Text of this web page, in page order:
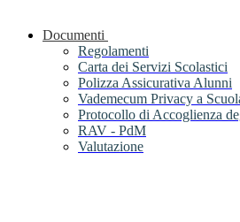
Documenti
Regolamenti
Carta dei Servizi Scolastici
Polizza Assicurativa Alunni
Vademecum Privacy a
Protocollo di Accoglienza
RAV - PdM
Valutazione